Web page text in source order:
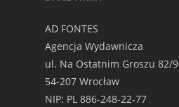
AD FONTES
Agencja Wydawnicza
ul. Na Ostatnim Groszu 82/9
54-207 Wrocław
NIP: PL 886-248-22-77